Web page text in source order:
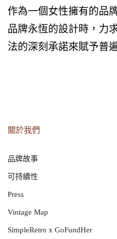
作為一個女性擁有的品
品牌永恆的設計時，力
法的深刻承諾來賦予普
關於我們
品牌故事
可持續性
Press
Vintage Map
SimpleRetro x GoFundHer